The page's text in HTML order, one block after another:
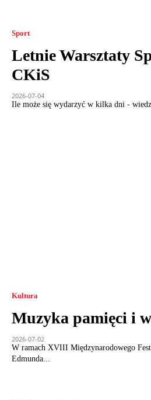
Sport
Letnie Warsztaty
CKiS
2026-07-04
Ile może się wydarzyć w kilka dni -
Kultura
Muzyka pamięci i
2026-07-02
W ramach XVIII Międzynarodowego
Edmunda...